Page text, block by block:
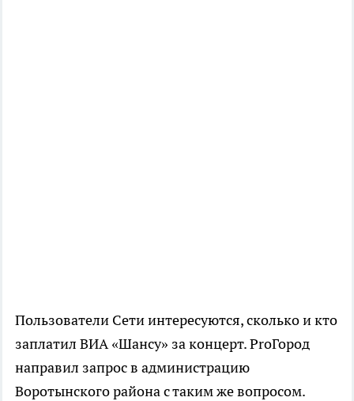
Пользователи Сети интересуются, сколько и кто
заплатил ВИА «Шансу» за концерт. ProГород
направил запрос в администрацию
Воротынского района с таким же вопросом.